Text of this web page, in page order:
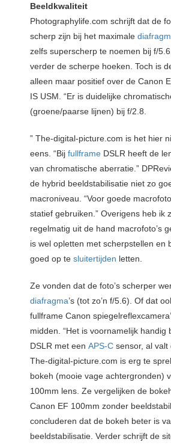
Beeldkwaliteit
Photographylife.com schrijft dat de
scherp zijn bij het maximale
zelfs superscherp te noemen bij f/
verder de scherpe hoeken. Toch is
alleen maar positief over de Canon
IS USM. “Er is duidelijke
(groene/paarse lijnen) bij f/2.8.
” The-digital-picture.com is het hier
eens. “Bij fullframe DSLR heeft de
van chromatische aberratie.”
de hybrid beeldstabilisatie niet zo
macroniveau. “Voor goede
statief gebruiken.” Overigens heb ik
regelmatig uit de hand macrofoto’s
is wel opletten met scherpstellen en
goed op te sluitertijden letten.
Ze vonden dat de foto’s scherper
diafragma’s (tot zo’n f/5.6). Of dat
fullframe Canon
midden. “Het is voornamelijk handig
DSLR met een APS-C sensor, al valt
The-digital-picture.com is erg te
bokeh (mooie vage achtergronden)
100mm lens. Ze vergelijken de
Canon EF 100mm zonder
concluderen dat de bokeh beter is
beeldstabilisatie. Verder schrijft de